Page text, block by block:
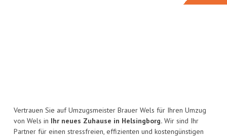
Vertrauen Sie auf Umzugsmeister Brauer Wels für Ihren Umzug
von Wels in Ihr neues Zuhause in Helsingborg. Wir sind Ihr
Partner für einen stressfreien, effizienten und kostengünstigen